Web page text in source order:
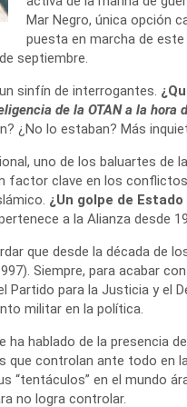
Mar Negro, única opción
puesta en marcha de
septiembre.
sinfín de interrogantes.
de la OTAN a la
¿No lo estaban? Más
uno de los baluartes de
factor clave en los
¿Un golpe de
a la Alianza desde
que desde la década de
Siempre, para acabar
Partido para la Justicia y el
militar en la política.
ha hablado de la presencia
que controlan ante todo en
“tentáculos” en el mundo
no logra controlar.